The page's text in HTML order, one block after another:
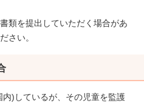
類を提出していただく場合があ
さい。
)しているが、その児童を監護